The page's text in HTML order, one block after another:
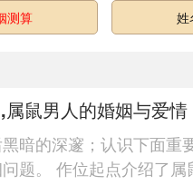
测算 姓
鼠男人的婚姻与爱情
暗的深邃；认识下面重
题。 作位起点介绍了属